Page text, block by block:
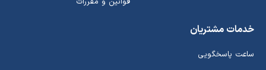
خدمات مشتریان
ساعت پاسخگویی